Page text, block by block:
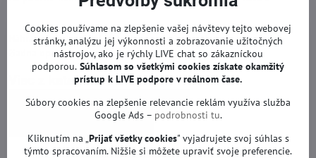
Náhradné diely na TV sú funkčné od výroby. Neprebehla na nich
žiadna oprava ani servis.
Viac z kategórie
Náhradné diely | Thomson - TCL TV
Zdroje | Thomson - TCL TV
Cookies používame na zlepšenie vašej návštevy tejto webovej
stránky, analýzu jej výkonnosti a zobrazovanie užitočných
nástrojov, ako je rýchly LIVE chat so zákazníckou
podporou. Súhlasom so všetkými cookies získate okamžitý
prístup k LIVE podpore v reálnom čase.
Súbory cookies na zlepšenie relevancie reklám využíva služba
Google Ads – podrobnosti tu.
Kliknutím na „Prijať všetky cookies" vyjadrujete svoj súhlas s
týmto spracovaním. Nižšie si môžete upraviť svoje preferencie.